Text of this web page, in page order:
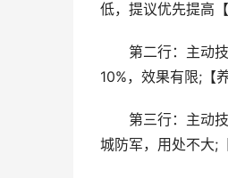
低，提议优先提高【
第二行：主动技
10%，效果有限;【
第三行：主动技
城防军，用处不大;